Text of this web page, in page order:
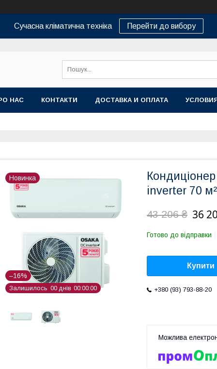
Сучасна кліматична техніка Перейти до вибору
НАС КОНТАКТИ ДОСТАВКА И ОПЛАТА
Новинка
–16%
Залишилось 00 днів 00 00 00
inverter 70
43 206 ₴ 36
Готово до відправки
Купити
+380 (93) 793-88-20